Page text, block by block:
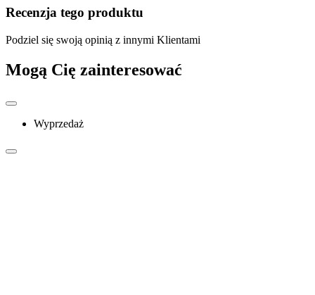
Recenzja tego produktu
Podziel się swoją opinią z innymi Klientami
Mogą Cię zainteresować
Wyprzedaż